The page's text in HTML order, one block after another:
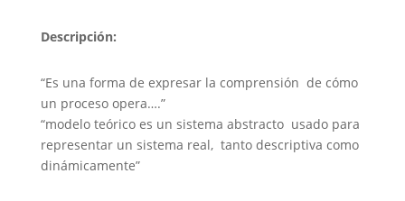
Descripción:
“Es una forma de expresar la comprensión de cómo
un proceso opera….”​
“modelo teórico es un sistema abstracto usado para
representar un sistema real, tanto descriptiva como
dinámicamente”